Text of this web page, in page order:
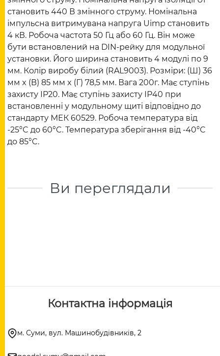
становить 440 В змінного струму. Номінальна
імпульсна витримувана напруга Uimp становить
4 кВ. Робоча частота 50 Гц або 60 Гц. Він може
бути встановлений на DIN-рейку для модульної
установки. Його ширина становить 4 модулі по 9
мм. Колір виробу білий (RAL9003). Розміри: (Ш) 36
мм x (В) 85 мм x (Г) 78,5 мм. Вага 200г. Має ступінь
захисту IP20. Має ступінь захисту IP40 при
встановленні у модульному щиті відповідно до
стандарту МЕК 60529. Робоча температура від
-25°C до 60°C. Температура зберігання від -40°C
до 85°C.
Ви переглядали
Контактна інформація
м. Суми, вул. Машинобудівників, 2